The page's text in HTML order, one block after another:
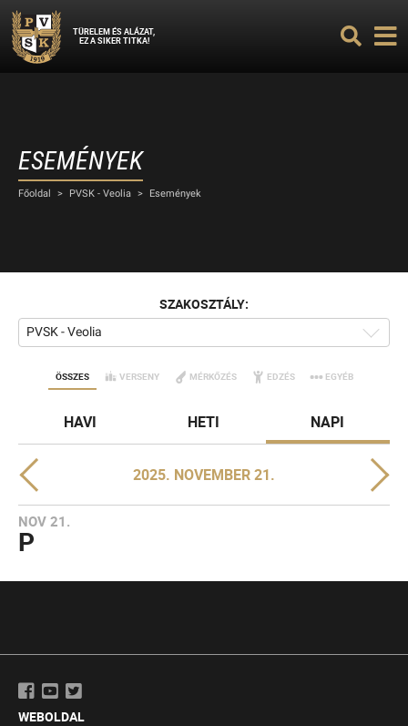
TÜRELEM ÉS ALÁZAT,
EZ A SIKER TITKA!
ESEMÉNYEK
Főoldal > PVSK - Veolia > Események
SZAKOSZTÁLY:
PVSK - Veolia
ÖSSZES VERSENY MÉRKŐZÉS EDZÉS EGYÉB
HAVI HETI NAPI
2025. NOVEMBER 21.
NOV 21.
P
WEBOLDAL